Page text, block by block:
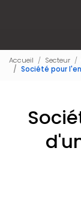
Accueil Secteur
Société pour